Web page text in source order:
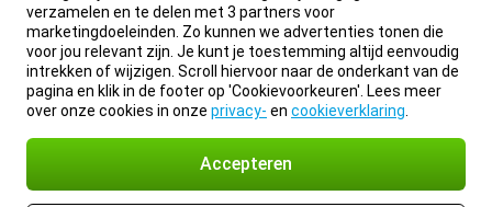
verzamelen en te delen met 3 partners voor
marketingdoeleinden. Zo kunnen we advertenties tonen die
voor jou relevant zijn. Je kunt je toestemming altijd eenvoudig
intrekken of wijzigen. Scroll hiervoor naar de onderkant van de
pagina en klik in de footer op 'Cookievoorkeuren'. Lees meer
over onze cookies in onze privacy- en cookieverklaring
Accepteren